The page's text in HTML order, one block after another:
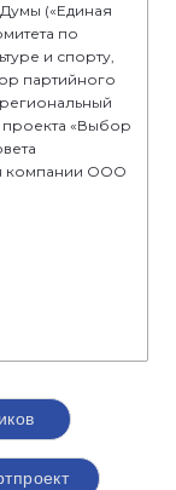
(«Единая
по
и спорту,
партийного
«Выбор
компании ООО